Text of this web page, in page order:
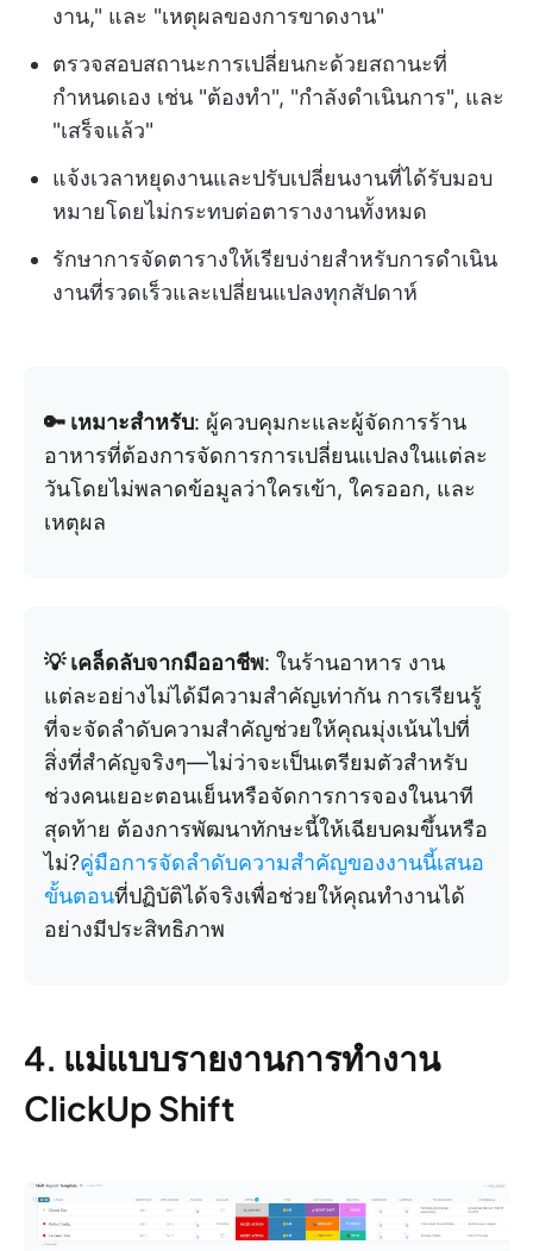
งาน," และ "เหตุผลของการขาดงาน"
ตรวจสอบสถานะการเปลี่ยนกะด้วยสถานะที่
กำหนดเอง เช่น "ต้องทำ", "กำลังดำเนินการ", และ
"เสร็จแล้ว"
แจ้งเวลาหยุดงานและปรับเปลี่ยนงานที่ได้รับมอบ
หมายโดยไม่กระทบต่อตารางงานทั้งหมด
รักษาการจัดตารางให้เรียบง่ายสำหรับการดำเนิน
งานที่รวดเร็วและเปลี่ยนแปลงทุกสัปดาห์
🔑 เหมาะสำหรับ: ผู้ควบคุมกะและผู้จัดการร้าน
อาหารที่ต้องการจัดการการเปลี่ยนแปลงในแต่ละ
วันโดยไม่พลาดข้อมูลว่าใครเข้า, ใครออก, และ
เหตุผล
💡 เคล็ดลับจากมืออาชีพ: ในร้านอาหาร งาน
แต่ละอย่างไม่ได้มีความสำคัญเท่ากัน การเรียนรู้
ที่จะจัดลำดับความสำคัญช่วยให้คุณมุ่งเน้นไปที่
สิ่งที่สำคัญจริงๆ—ไม่ว่าจะเป็นเตรียมตัวสำหรับ
ช่วงคนเยอะตอนเย็นหรือจัดการการจองในนาที
สุดท้าย ต้องการพัฒนาทักษะนี้ให้เฉียบคมขึ้นหรือ
ไม่?คู่มือการจัดลำดับความสำคัญของงานนี้เสนอ
ขั้นตอนที่ปฏิบัติได้จริงเพื่อช่วยให้คุณทำงานได้
อย่างมีประสิทธิภาพ
4. แม่แบบรายงานการทำงาน
ClickUp Shift